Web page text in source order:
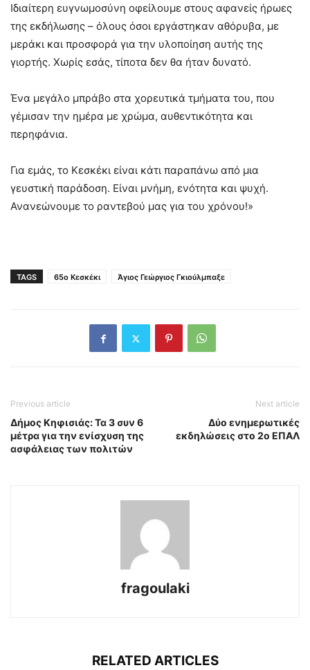
Ιδιαίτερη ευγνωμοσύνη οφείλουμε στους αφανείς ήρωες
της εκδήλωσης – όλους όσοι εργάστηκαν αθόρυβα, με
μεράκι και προσφορά για την υλοποίηση αυτής της
γιορτής. Χωρίς εσάς, τίποτα δεν θα ήταν δυνατό.
Ένα μεγάλο μπράβο στα χορευτικά τμήματα του, που
γέμισαν την ημέρα με χρώμα, αυθεντικότητα και
περηφάνια.
Για εμάς, το Κεσκέκι είναι κάτι παραπάνω από μια
γευστική παράδοση. Είναι μνήμη, ενότητα και ψυχή.
Ανανεώνουμε το ραντεβού μας για του χρόνου!»
TAGS 65ο Κεσκέκι Άγιος Γεώργιος Γκιούλμπαξε
Previous article
Δήμος Κηφισιάς: Τα 3 συν 6
μέτρα για την ενίσχυση της
ασφάλειας των πολιτών
Next article
Δύο ενημερωτικές
εκδηλώσεις στο 2ο ΕΠΑΛ
fragoulaki
RELATED ARTICLES